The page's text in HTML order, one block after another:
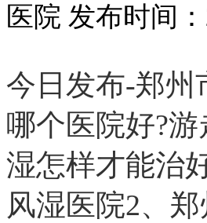
医院 发布时间
今日发布-郑州
哪个医院好?
湿怎样才能治
风湿医院2、